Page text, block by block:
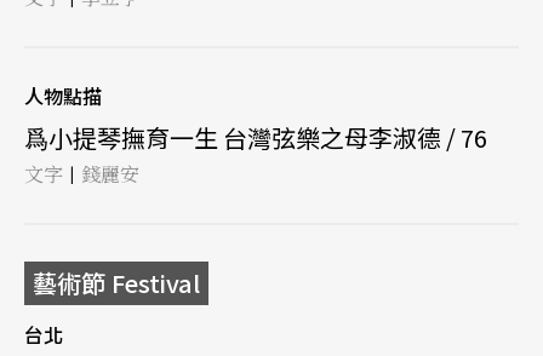
人物點描
爲小提琴撫育一生 台灣弦樂之母李淑德 / 76
文字 | 錢麗安
藝術節 Festival
台北